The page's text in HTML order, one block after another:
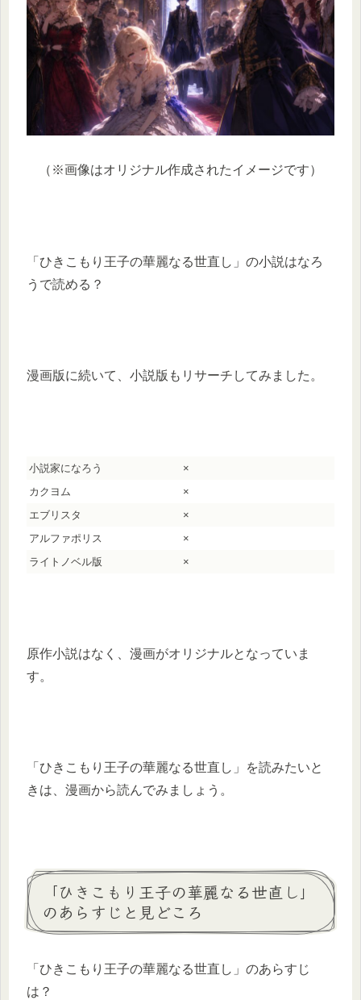
（※画像はオリジナル作成されたイメージです）
「ひきこもり王子の華麗なる世直し」の小説はなろ
うで読める？
漫画版に続いて、小説版もリサーチしてみました。
小説家になろう
×
カクヨム
×
エブリスタ
×
アルファポリス
×
ライトノベル版
×
原作小説はなく、漫画がオリジナルとなっていま
す。
「ひきこもり王子の華麗なる世直し」を読みたいと
きは、漫画から読んでみましょう。
「ひきこもり王子の華麗なる世直し」
のあらすじと見どころ
「ひきこもり王子の華麗なる世直し」のあらすじ
は？